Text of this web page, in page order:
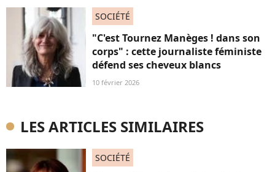
SOCIÉTÉ
"C'est Tournez Manèges ! dans son
corps" : cette journaliste féministe
défend ses cheveux blancs
10 février 2026
LES ARTICLES SIMILAIRES
SOCIÉTÉ